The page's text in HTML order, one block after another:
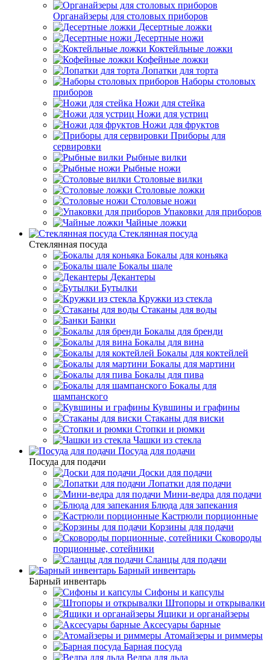
Органайзеры для столовых приборов
Десертные ложки
Десертные ножи
Коктейльные ложки
Кофейные ложки
Лопатки для торта
Наборы столовых
приборов
Ножи для стейка
Ножи для устриц
Ножи для фруктов
Приборы для
сервировки
Рыбные вилки
Рыбные ножи
Столовые вилки
Столовые ложки
Столовые ножи
Упаковки для приборов
Чайные ложки
Стеклянная посуда
Стеклянная посуда
Бокалы для коньяка
Бокалы шале
Декантеры
Бутылки
Кружки из стекла
Стаканы для воды
Банки
Бокалы для бренди
Бокалы для вина
Бокалы для коктейлей
Бокалы для мартини
Бокалы для пива
Бокалы для
шампанского
Кувшины и графины
Стаканы для виски
Стопки и рюмки
Чашки из стекла
Посуда для подачи
Посуда для подачи
Доски для подачи
Лопатки для подачи
Мини-ведра для подачи
Блюда для запекания
Кастрюли порционные
Корзины для подачи
Сковороды
порционные, сотейники
Сланцы для подачи
Барный инвентарь
Барный инвентарь
Сифоны и капсулы
Штопоры и открывалки
Ящики и органайзеры
Аксесуары барные
Атомайзеры и риммеры
Барная посуда
Ведра для льда